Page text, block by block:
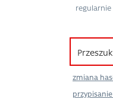
regularnie
zmiana